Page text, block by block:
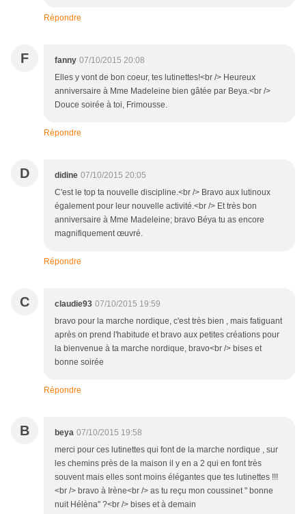
Répondre
F fanny 07/10/2015 20:08
Elles y vont de bon coeur, tes lutinettes!<br /> Heureux
anniversaire à Mme Madeleine bien gâtée par Beya.<br />
Douce soirée à toi, Frimousse.
Répondre
D didine 07/10/2015 20:05
C'est le top ta nouvelle discipline.<br /> Bravo aux lutinoux
également pour leur nouvelle activité.<br /> Et très bon
anniversaire à Mme Madeleine; bravo Béya tu as encore
magnifiquement œuvré.
Répondre
C claudie93 07/10/2015 19:59
bravo pour la marche nordique, c'est très bien , mais fatiguant
après on prend l'habitude et bravo aux petites créations pour
la bienvenue à ta marche nordique, bravo<br /> bises et
bonne soirée
Répondre
B beya 07/10/2015 19:58
merci pour ces lutinettes qui font de la marche nordique , sur
les chemins près de la maison il y en a 2 qui en font très
souvent mais elles sont moins élégantes que tes lutinettes !!!
<br /> bravo à Irène<br /> as tu reçu mon coussinet " bonne
nuit Hélèna" ?<br /> bises et à demain